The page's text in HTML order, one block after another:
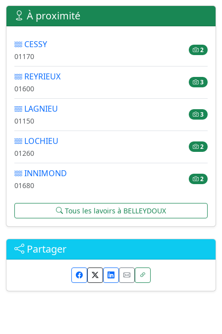
À proximité
CESSY
01170
2
REYRIEUX
01600
3
LAGNIEU
01150
3
LOCHIEU
01260
2
INNIMOND
01680
2
Tous les lavoirs à BELLEYDOUX
Partager